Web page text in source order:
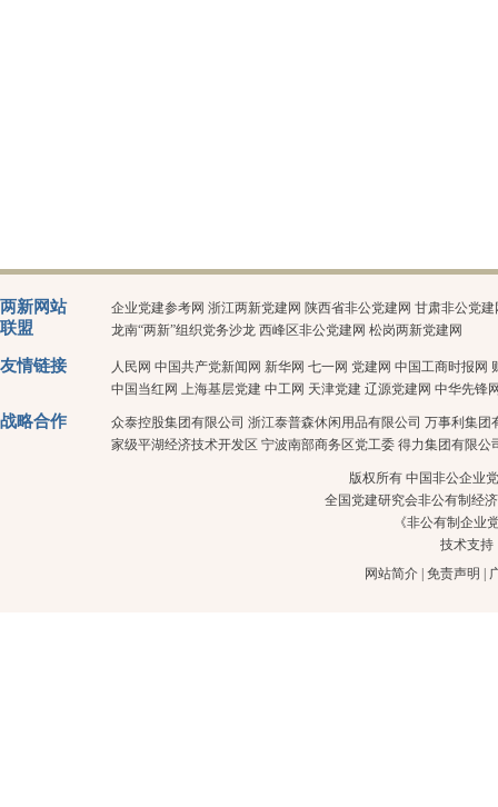
两新网站
联盟
企业党建参考网 浙江两新党建网 陕西省非公党建网 甘肃非公党建
龙南“两新”组织党务沙龙 西峰区非公党建网 松岗两新党建网
友情链接 人民网 中国共产党新闻网 新华网 七一网 党建网 中国工商时报网
中国当红网 上海基层党建 中工网 天津党建 辽源党建网 中华先锋
战略合作 众泰控股集团有限公司 浙江泰普森休闲用品有限公司 万事利集团
家级平湖经济技术开发区 宁波南部商务区党工委 得力集团有限公
版权所有 中国非公企业
全国党建研究会非公有制经
《非公有制企
技术支持
网站简介 免责声明